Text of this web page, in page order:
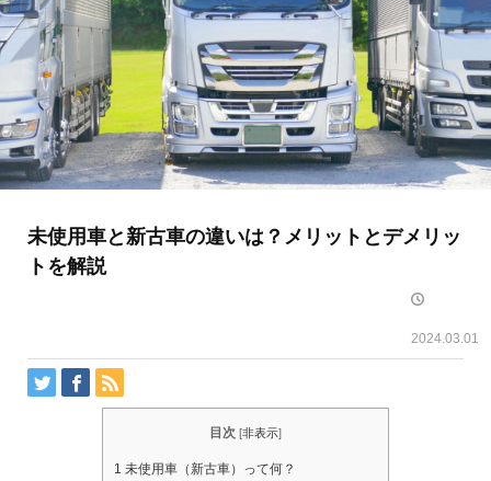
未使用車と新古車の違いは？メリットとデメリッ
トを解説
2024.03.01
目次 [非表示]
1 未使用車（新古車）って何？